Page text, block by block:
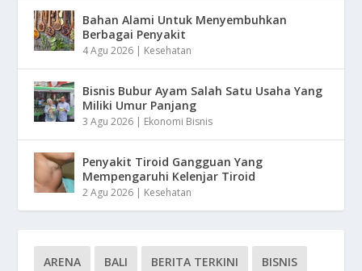
Bahan Alami Untuk Menyembuhkan
Berbagai Penyakit
4 Agu 2026 | Kesehatan
Bisnis Bubur Ayam Salah Satu Usaha Yang
Miliki Umur Panjang
3 Agu 2026 | Ekonomi Bisnis
Penyakit Tiroid Gangguan Yang
Mempengaruhi Kelenjar Tiroid
2 Agu 2026 | Kesehatan
ARENA BALI BERITA TERKINI BISNIS